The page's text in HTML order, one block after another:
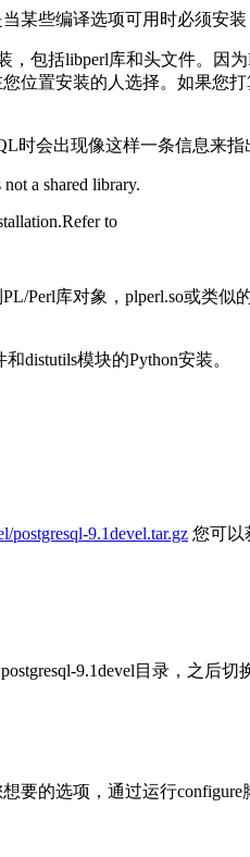
某些编译选项可用时必须安装
包括libperl库和头文件。因
位置安装的人选择。如果您
时会出现像这样一条信息来指
a shared library.
to
Perl库对象，plperl.so或类
distutils模块的Python安装。
postgresql-9.1devel.tar.gz 您可以
9.1devel目录，之
要的选项，通过运行